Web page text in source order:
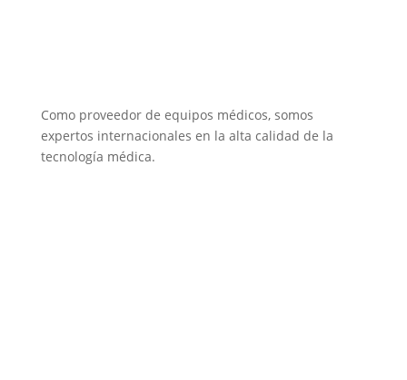
Como proveedor de equipos médicos, somos
expertos internacionales en la alta calidad de la
tecnología médica.